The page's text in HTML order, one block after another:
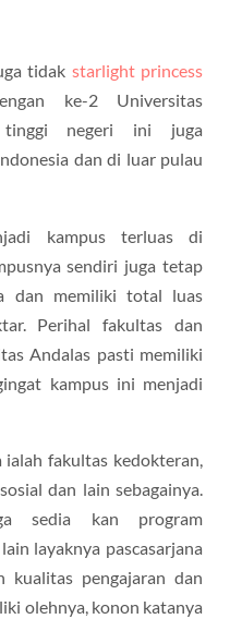
tidak starlight princess
ke-2 Universitas
tinggi negeri ini juga
dan di luar pulau
kampus terluas di
sendiri juga tetap
dan memiliki total luas
Perihal fakultas dan
Andalas pasti memiliki
kampus ini menjadi
fakultas kedokteran,
dan lain sebagainya.
sedia kan program
layaknya pascasarjana
kualitas pengajaran dan
olehnya, konon katanya